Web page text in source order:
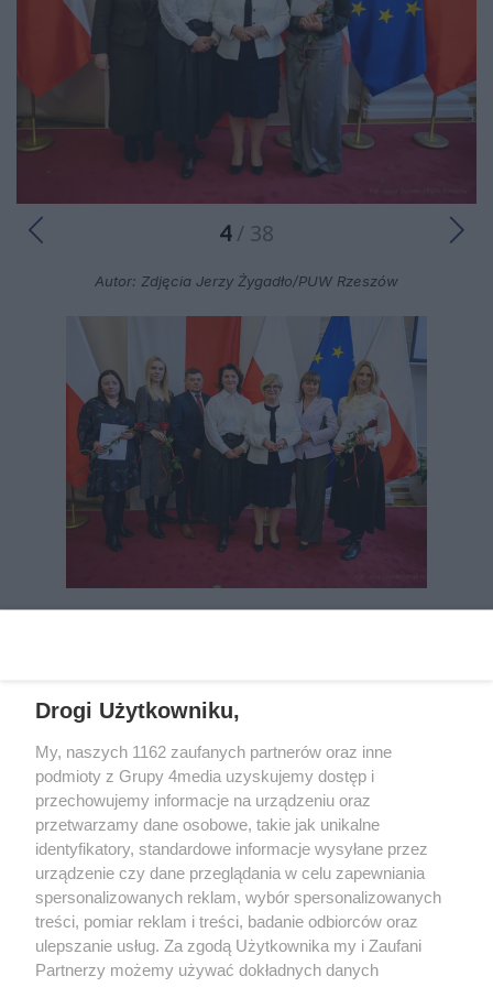
4 / 38
Autor: Zdjęcia Jerzy Żygadło/PUW Rzeszów
Wydawcą rzeszow-info.pljest:
FUNDACJA MEDIÓW NIEZALEŻNYCH LIBERTAS
ul. Kopernika 10, 35-002 Rzeszów
Drogi Użytkowniku,
My, naszych 1162 zaufanych partnerów oraz inne
podmioty z Grupy 4media uzyskujemy dostęp i
przechowujemy informacje na urządzeniu oraz
przetwarzamy dane osobowe, takie jak unikalne
identyfikatory, standardowe informacje wysyłane przez
urządzenie czy dane przeglądania w celu zapewniania
spersonalizowanych reklam, wybór spersonalizowanych
treści, pomiar reklam i treści, badanie odbiorców oraz
ulepszanie usług. Za zgodą Użytkownika my i Zaufani
Partnerzy możemy używać dokładnych danych